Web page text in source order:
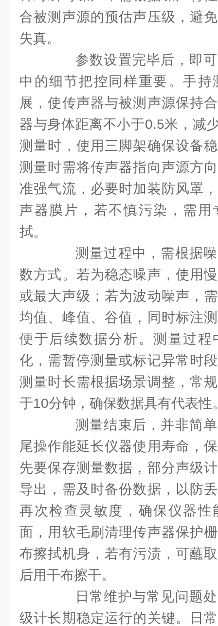
合被测声源的预估声压级，避
失真。
参数设置完毕后，即可
中的细节把控同样重要。手
展，使传声器与被测声源保持
器与身体距离不小于0.5米，减
测量时，使用三脚架确保设备
测量时需将传声器指向声源方
准强气流，必要时加装防风罩
声器膜片，若不慎污染，需
拭。
测量过程中，需根据噪
数方式。若为稳态噪声，使用
或最大声级；若为波动噪声，
均值、峰值、谷值，同时标注
便于后续数据分析。测量过程
化，需暂停测量或标记异常时
测量时长需根据场景调整，常
于10分钟，确保数据具有代表性
测量结束后，并非简单
尾操作能延长仪器使用寿命，
先要保存测量数据，部分声级
导出，需及时备份数据，以防
再次检查灵敏度，确保仪器性
面，用软毛刷清理传声器保护
布擦拭机身，若有污渍，可蘸
后用干布擦干。
日常维护与常见问题处
级计长期稳定运行的关键。日